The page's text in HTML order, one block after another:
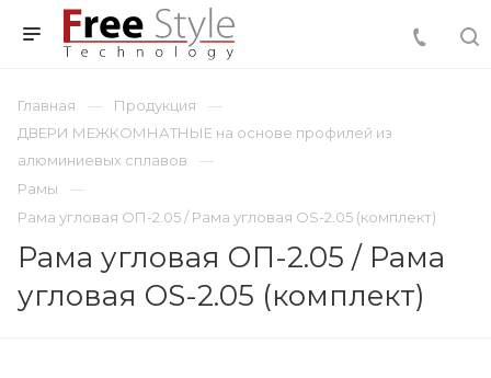
Главная
Продукция
ДВЕРИ МЕЖКОМНАТНЫЕ на основе профилей из
алюминиевых сплавов
Рамы
Рама угловая ОП-2.05 / Рама угловая OS-2.05 (комплект)
Рама угловая ОП-2.05 / Рама
угловая OS-2.05 (комплект)